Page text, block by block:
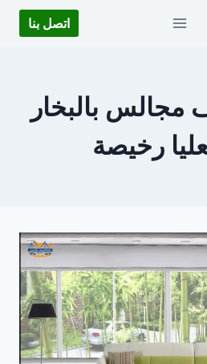
اتصل بنا
بالبخار
رخيصة